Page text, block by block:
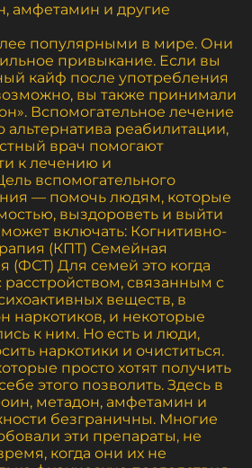
амфетамин и другие
популярными в мире. Они
привыкание. Если вы
кайф после употребления
вы также принимали
Вспомогательное лечение
реабилитации,
врач помогают
к лечению и
вспомогательного
— помочь людям, которые
выздороветь и выйти
может включать: Когнитивно-
(КПТ) Семейная
(ФСТ) Для семей это когда
расстройством, связанным с
веществ, в
наркотиков, и некоторые
к ним. Но есть и люди,
наркотики и очиститься.
просто хотят получить
этого позволить. Здесь в
метадон, амфетамин и
безграничны. Многие
эти препараты, не
когда они их не